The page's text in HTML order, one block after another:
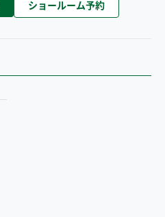
ショールーム予約